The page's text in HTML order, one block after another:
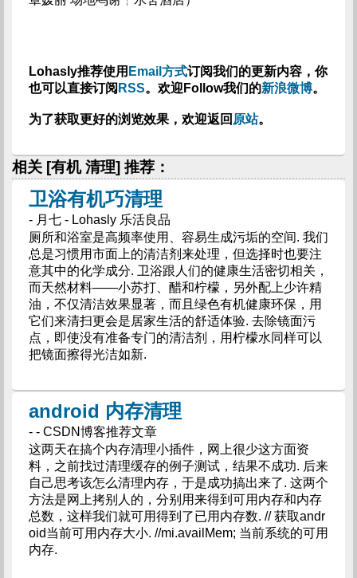
Lohasly推荐使用 Email方式订阅我们的更新内容，你
也可以直接订阅 RSS。欢迎Follow我们的新浪微博。
为了获取更好的浏览效果，欢迎返回 原站。
相关 [有机 清理] 推荐：
卫浴有机巧清理
- 月七 - Lohasly 乐活良品
厕所和浴室是高频率使用、容易生成污垢的空间. 我们
总是习惯用市面上的清洁剂来处理，但选择时也要注
意其中的化学成分. 卫浴跟人们的健康生活密切相关，
而天然材料——小苏打、醋和柠檬，另外配上少许精
油，不仅清洁效果显著，而且绿色有机健康环保，用
它们来清扫更会是居家生活的舒适体验. 去除镜面污
点，即使没有准备专门的清洁剂，用柠檬水同样可以
把镜面擦得光洁如新.
android 内存清理
- - CSDN博客推荐文章
这两天在搞个内存清理小插件，网上很少这方面资
料，之前找过清理缓存的例子测试，结果不成功. 后来
自己思考该怎么清理内存，于是成功搞出来了. 这两个
方法是网上拷别人的，分别用来得到可用内存和内存
总数，这样我们就可用得到了已用内存数. // 获取andr
oid当前可用内存大小. //mi.availMem; 当前系统的可用
内存.